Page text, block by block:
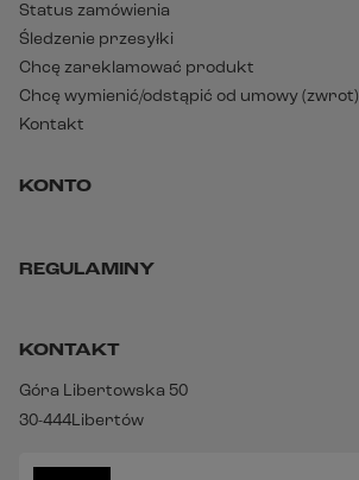
Status zamówienia
Śledzenie przesyłki
Chcę zareklamować produkt
Chcę wymienić/odstąpić od umowy (zwrot)
Kontakt
KONTO
REGULAMINY
KONTAKT
Góra Libertowska 50
30-444Libertów